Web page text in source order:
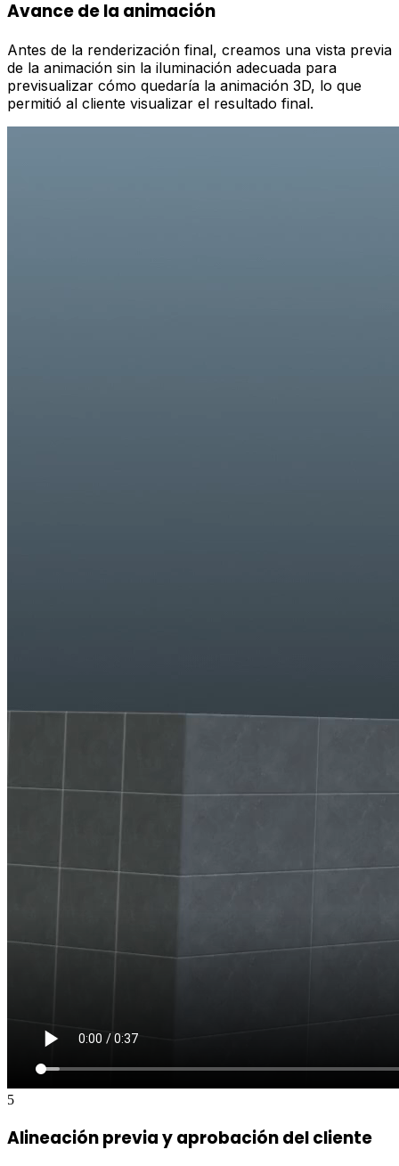
Avance de la animación
Antes de la renderización final, creamos una vista previa
de la animación sin la iluminación adecuada para
previsualizar cómo quedaría la animación 3D, lo que
permitió al cliente visualizar el resultado final.
5
Alineación previa y aprobación del cliente